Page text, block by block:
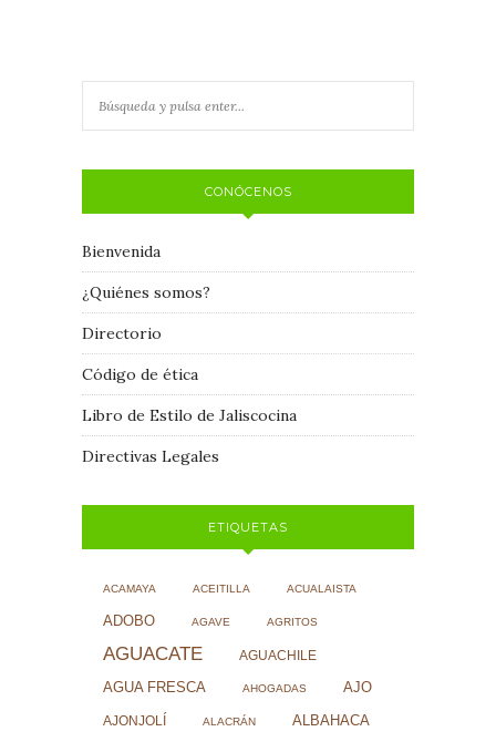
CONÓCENOS
Bienvenida
¿Quiénes somos?
Directorio
Código de ética
Libro de Estilo de Jaliscocina
Directivas Legales
ETIQUETAS
ACAMAYA ACEITILLA ACUALAISTA
ADOBO AGAVE AGRITOS
AGUACATE AGUACHILE
AGUA FRESCA AHOGADAS AJO
AJONJOLÍ ALACRÁN ALBAHACA